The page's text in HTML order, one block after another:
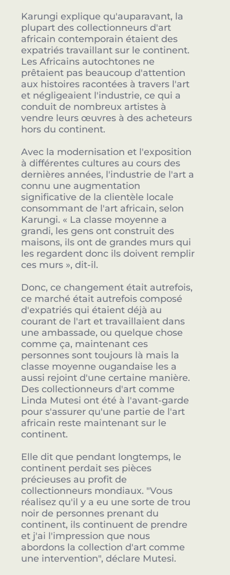
Karungi explique qu'auparavant, la
plupart des collectionneurs d'art
africain contemporain étaient des
expatriés travaillant sur le continent.
Les Africains autochtones ne
prêtaient pas beaucoup d'attention
aux histoires racontées à travers l'art
et négligeaient l'industrie, ce qui a
conduit de nombreux artistes à
vendre leurs œuvres à des acheteurs
hors du continent.
Avec la modernisation et l'exposition
à différentes cultures au cours des
dernières années, l'industrie de l'art a
connu une augmentation
significative de la clientèle locale
consommant de l'art africain, selon
Karungi. « La classe moyenne a
grandi, les gens ont construit des
maisons, ils ont de grandes murs qui
les regardent donc ils doivent remplir
ces murs », dit-il.
Donc, ce changement était autrefois,
ce marché était autrefois composé
d'expatriés qui étaient déjà au
courant de l'art et travaillaient dans
une ambassade, ou quelque chose
comme ça, maintenant ces
personnes sont toujours là mais la
classe moyenne ougandaise les a
aussi rejoint d'une certaine manière.
Des collectionneurs d'art comme
Linda Mutesi ont été à l'avant-garde
pour s'assurer qu'une partie de l'art
africain reste maintenant sur le
continent.
Elle dit que pendant longtemps, le
continent perdait ses pièces
précieuses au profit de
collectionneurs mondiaux. "Vous
réalisez qu'il y a eu une sorte de trou
noir de personnes prenant du
continent, ils continuent de prendre
et j'ai l'impression que nous
abordons la collection d'art comme
une intervention", déclare Mutesi.